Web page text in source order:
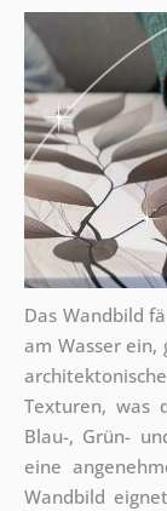
Das Wandbild
am Wasser ein,
Texturen, was
Blau-, Grün-
eine
Wandbild